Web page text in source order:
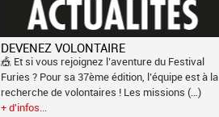
DEVENEZ VOLONTAIRE
🎪 Et si vous rejoignez l’aventure du Festival
Furies ? Pour sa 37ème édition, l’équipe est à la
recherche de volontaires ! Les missions (…)
+ d'infos...